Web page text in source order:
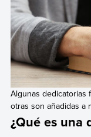
Algunas dedicatorias
otras son añadidas a
¿Qué es una